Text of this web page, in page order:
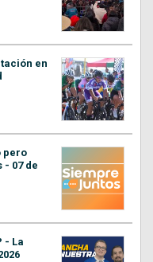
en
pero
- 07 de
- La